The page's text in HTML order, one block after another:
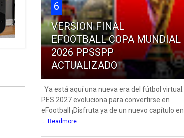
6
VERSION FINAL
EFOOTBALL COPA MUNDIAL
2026 PPSSPP
ACTUALIZADO
Ya está aquí una nueva era del fútbol virtual:
PES 2027 evoluciona para convertirse en
eFootball ¡Disfruta ya de un nuevo capítulo en
Readmore